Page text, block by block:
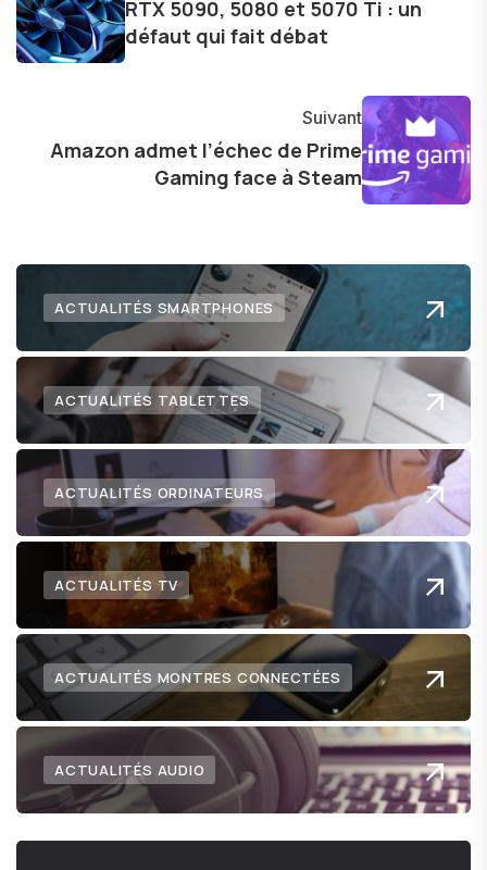
dernières tendances et innovations, partageant
avec enthousiasme mes découvertes avec la
l'exploration constante des frontières de la
technologie me permet de présenter aux
lecteurs un aperçu captivant de ce que le futur
RTX 5090, 5080 et 5070 Ti : un
défaut qui fait débat
Suivant
Amazon admet l’échec de Prime
Gaming face à Steam
ACTUALITÉS SMARTPHONES
ACTUALITÉS TABLETTES
ACTUALITÉS ORDINATEURS
ACTUALITÉS TV
ACTUALITÉS MONTRES CONNECTÉES
ACTUALITÉS AUDIO